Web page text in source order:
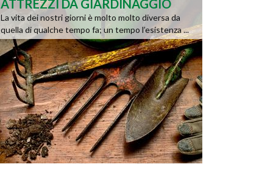
ATTREZZI DA GIARDINAGGIO
La vita dei nostri giorni è molto molto diversa da
quella di qualche tempo fa; un tempo l’esistenza ...